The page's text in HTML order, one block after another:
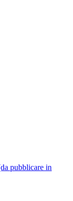
pubblicare in